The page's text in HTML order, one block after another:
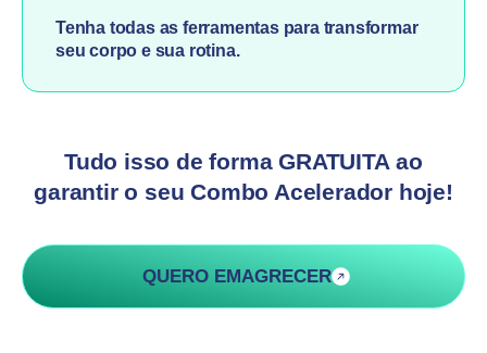
Tenha todas as ferramentas para transformar
seu corpo e sua rotina.
Tudo isso de formaGRATUITA ao
garantir o seuCombo Acelerador hoje!
QUERO EMAGRECER